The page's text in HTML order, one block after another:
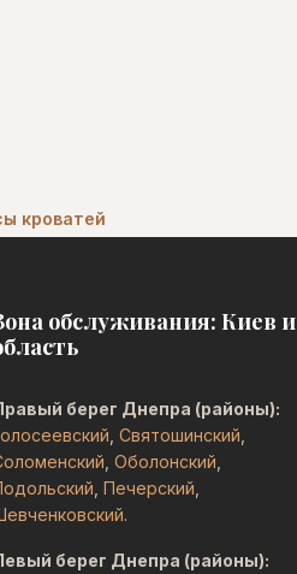
кроватей
обслуживания: Киев и
берег Днепра (районы):
Святошинский
Оболонский
Печерский
.
берег Днепра (районы):